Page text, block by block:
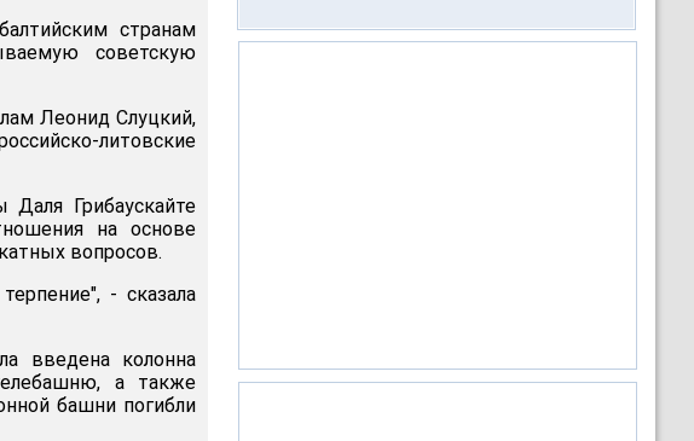
странам
советскую
Леонид Слуцкий,
литовские
Грибаускайте
на основе
вопросов.
- сказала
введена колонна
а также
башни погибли